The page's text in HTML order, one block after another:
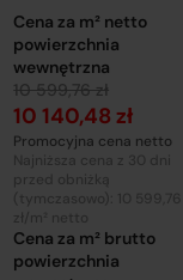
Cena za m² netto
powierzchnia
wewnętrzna
10 599,76 zł
10 140,48 zł
Promocyjna cena netto
Cena za m² brutto
powierzchnia